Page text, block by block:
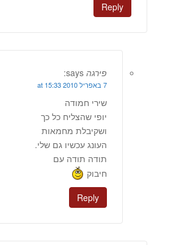
Reply
פירגה says:
7 באפריל 2010 at 15:33
שירי חמודה
יופי שהצליח כל כך
ושקיבלת מחמאות
העונג עכשיו גם שלי.
תודה תודה עם
חיבוק
Reply